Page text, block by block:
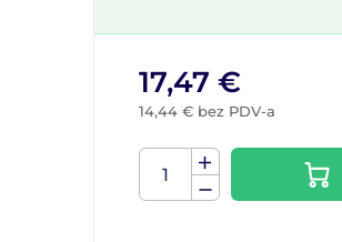
17,47 €
14,44 € bez PDV-a